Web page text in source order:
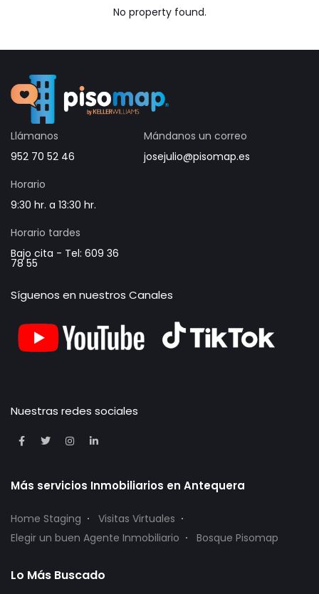
No property found.
Llámanos
952 70 52 46
Mándanos un correo
josejulio@pisomap.es
Horario
9:30 hr. a 13:30 hr.
Horario tardes
Bajo cita - Tel: 609 36
78 55
Síguenos en nuestros Canales
Nuestras redes sociales
Más servicios Inmobiliarios en Antequera
Home Staging
Visitas Virtuales
Elegir un buen Agente Inmobiliario
Bosque Pisomap
Lo Más Buscado